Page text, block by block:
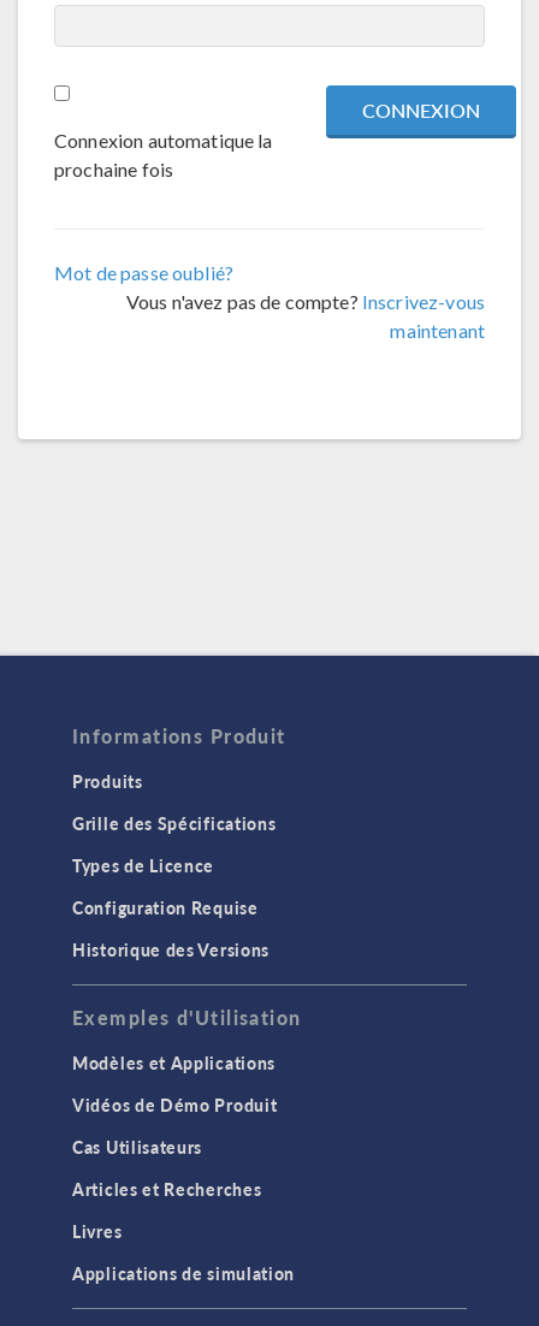
Connexion automatique la
prochaine fois
Mot de passe oublié?
Vous n'avez pas de compte? Inscrivez-vous
maintenant
Informations Produit
Produits
Grille des Spécifications
Types de Licence
Configuration Requise
Historique des Versions
Exemples d'Utilisation
Modèles et Applications
Vidéos de Démo Produit
Cas Utilisateurs
Articles et Recherches
Livres
Applications de simulation